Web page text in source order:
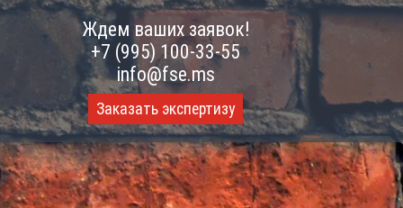
Ждем ваших заявок!
+7 (995) 100-33-55
info@fse.ms
Заказать экспертизу